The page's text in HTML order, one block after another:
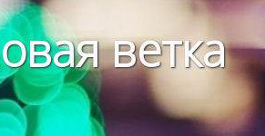
ветка